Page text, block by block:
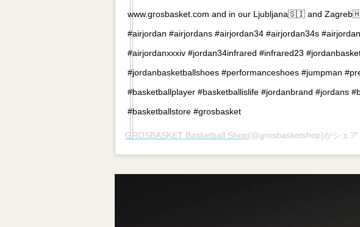
www.grosbasket.com and in our Ljubljana🇸🇮 and
#airjordan #airjordans #airjordan34 #airjordan34s
#airjordanxxxiv #jordan34infrared #infrared23
#jordanbasketballshoes #performanceshoes #jumpman
#basketballplayer #basketballislife #jordanbrand #jordans
#basketballstore #grosbasket
GROSBASKET Basketball Shop(@grosbasketshop)がシェ